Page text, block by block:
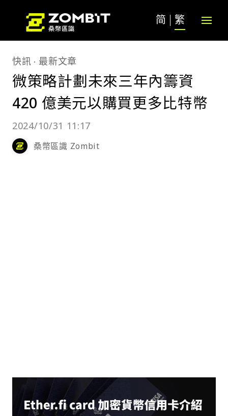
简 繁
快訊 最新文章
微策略計劃未來三年內籌資
420 億美元以購買更多比特幣
2024/10/31 11:17
桑幣區識 Zombit